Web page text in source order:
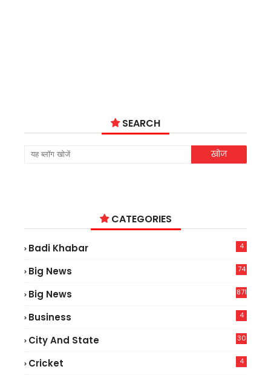
SEARCH
CATEGORIES
Badi Khabar 4
Big News
74
Big News 871
Business 4
City And State 30
Cricket 4